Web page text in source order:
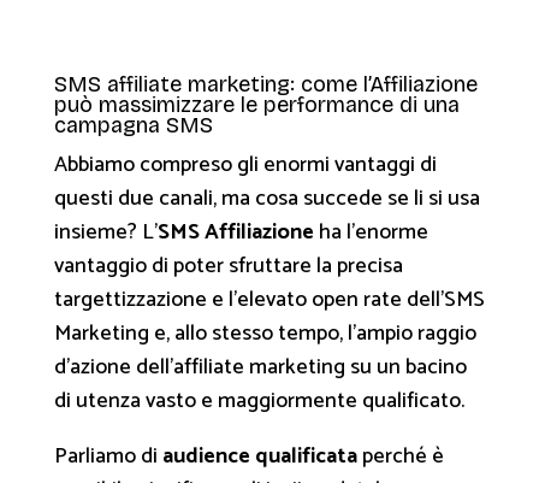
SMS affiliate marketing: come l’Affiliazione
può massimizzare le performance di una
campagna SMS
Abbiamo compreso gli enormi vantaggi di
questi due canali, ma cosa succede se li si usa
insieme? L’SMS Affiliazione ha l’enorme
vantaggio di poter sfruttare la precisa
targettizzazione e l’elevato open rate dell’SMS
Marketing e, allo stesso tempo, l’ampio raggio
d’azione dell’affiliate marketing su un bacino
di utenza vasto e maggiormente qualificato.
Parliamo di audience qualificataperché è